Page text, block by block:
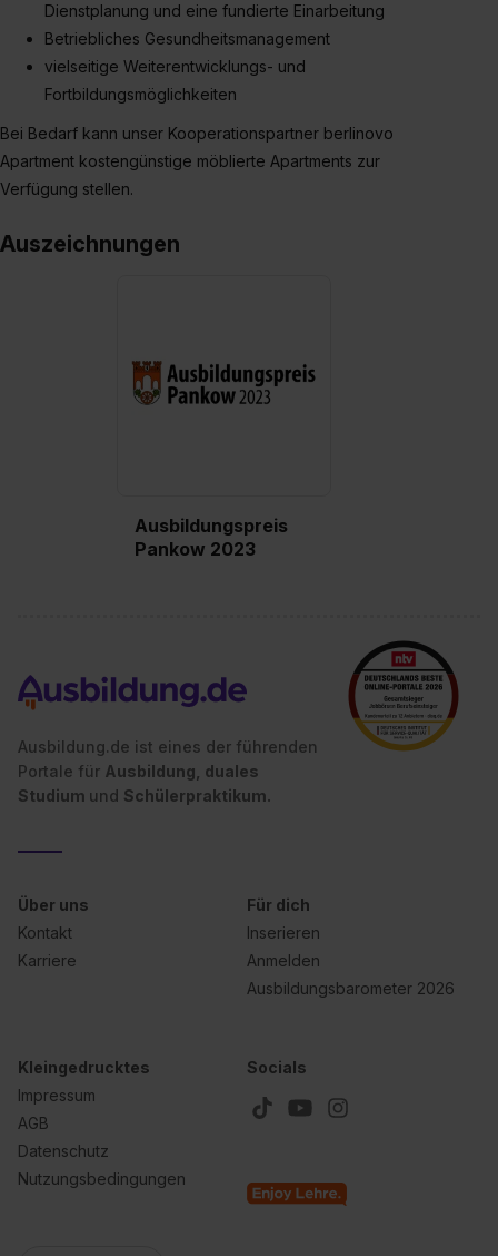
Dienstplanung und eine fundierte Einarbeitung
Betriebliches Gesundheitsmanagement
vielseitige Weiterentwicklungs- und
Fortbildungsmöglichkeiten
Bei Bedarf kann unser Kooperationspartner berlinovo
Apartment kostengünstige möblierte Apartments zur
Verfügung stellen.
Auszeichnungen
Ausbildungspreis
Pankow 2023
Ausbildung.de ist eines der führenden
Portale für Ausbildung, duales
Studium und Schülerpraktikum.
Über uns
Kontakt
Karriere
Für dich
Inserieren
Anmelden
Ausbildungsbarometer 2026
Kleingedrucktes
Impressum
AGB
Datenschutz
Nutzungsbedingungen
Socials